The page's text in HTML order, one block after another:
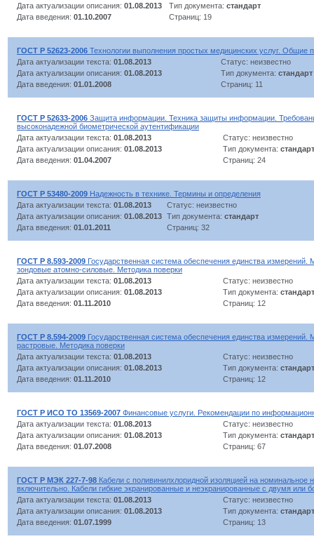
Дата актуализации описания: 01.08.2013 Тип документа: стандарт
Дата введения: 01.10.2007 Страниц: 19
ГОСТ Р 52623-2006 Технологии выполнения простых медицинских услуг. Общие
Дата актуализации текста: 01.08.2013
Статус: неизвестно
Дата актуализации описания: 01.08.2013 Тип документа: стандарт
Дата введения: 01.01.2008 Страниц: 11
ГОСТ Р 52633-2006 Защита информации. Техника защиты информации.
высоконадежной биометрической аутентификации
Дата актуализации текста: 01.08.2013
Статус: неизвестно
Дата актуализации описания: 01.08.2013 Тип документа: стандарт
Дата введения: 01.04.2007 Страниц: 24
ГОСТ Р 53480-2009 Надежность в технике. Термины и определения
Дата актуализации текста: 01.08.2013
Статус: неизвестно
Дата актуализации описания: 01.08.2013 Тип документа: стандарт
Дата введения: 01.01.2011 Страниц: 32
ГОСТ Р 8.593-2009 Государственная система обеспечения единства
зондовые атомно-силовые. Методика поверки
Дата актуализации текста: 01.08.2013
Статус: неизвестно
Дата актуализации описания: 01.08.2013 Тип документа: стандарт
Дата введения: 01.11.2010 Страниц: 12
ГОСТ Р 8.594-2009 Государственная система обеспечения единства измерений.
растровые. Методика поверки
Дата актуализации текста: 01.08.2013
Статус: неизвестно
Дата актуализации описания: 01.08.2013 Тип документа: стандарт
Дата введения: 01.11.2010 Страниц: 12
ГОСТ Р ИСО ТО 13569-2007 Финансовые услуги. Рекомендации по
Дата актуализации текста: 01.08.2013
Статус: неизвестно
Дата актуализации описания: 01.08.2013 Тип документа: стандарт
Дата введения: 01.07.2008 Страниц: 67
ГОСТ Р МЭК 227-7-98 Кабели с поливинилхлоридной изоляцией на номинальное
включительно. Кабели гибкие экранированные и неэкранированные с двумя или
Дата актуализации текста: 01.08.2013
Статус: неизвестно
Дата актуализации описания: 01.08.2013 Тип документа: стандарт
Дата введения: 01.07.1999 Страниц: 13